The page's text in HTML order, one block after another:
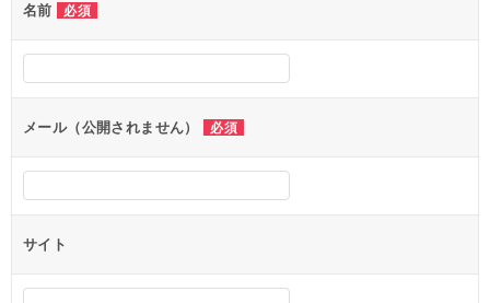
ー
シ
ョ
ン
名前 必須
メール（公開されません） 必須
サイト